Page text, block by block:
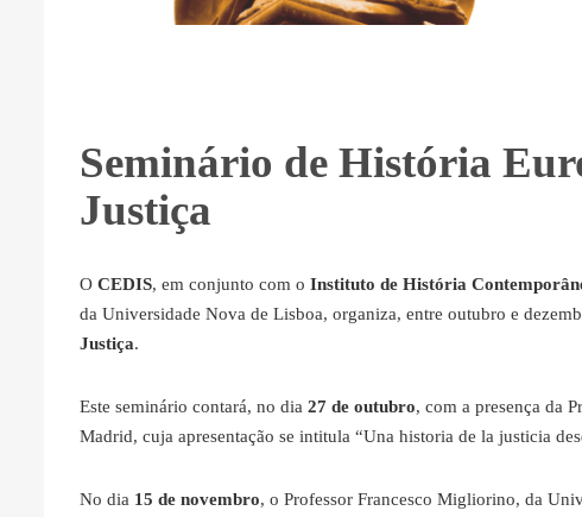
Seminário de História
Justiça
O CEDIS, em conjunto com o Instituto de História
da Universidade Nova de Lisboa, organiza, entre outubro e
Justiça.
Este seminário contará, no dia 27 de outubro, com a presença da
Madrid, cuja apresentação se intitula “Una historia de la justicia
No dia 15 de novembro, o Professor Francesco Migliorino, da